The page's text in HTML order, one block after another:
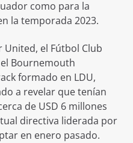
como para la
la temporada 2023.
United, el Fútbol Club
Bournemouth
formado en LDU,
a revelar que tenían
de USD 6 millones
directiva liderada por
en enero pasado.